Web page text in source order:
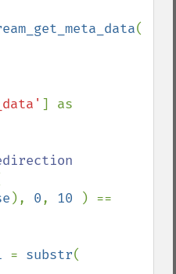
), 0, 10
= substr